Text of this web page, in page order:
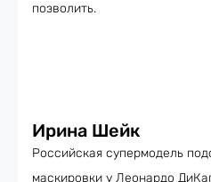
позволить.
Ирина Шейк
Российская супермодель
маскировки у Леонардо